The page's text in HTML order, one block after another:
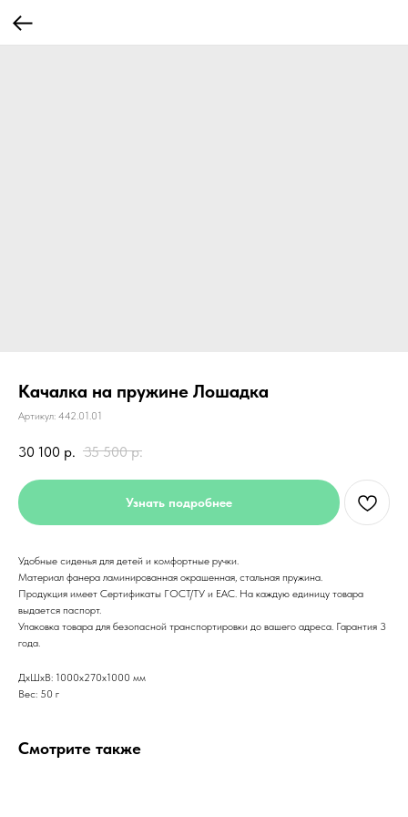
Качалка на пружине Лошадка
Артикул: 442.01.01
30 100 р. 35 500 р.
Узнать подробнее
Удобные сиденья для детей и комфортные ручки.
Материал фанера ламинированная окрашенная, стальная пружина.
Продукция имеет Сертификаты ГОСТ/ТУ и ЕАС. На каждую единицу товара
выдается паспорт.
Упаковка товара для безопасной транспортировки до вашего адреса. Гарантия 3
года.
ДxШxВ: 1000x270x1000 мм
Вес: 50 г
Смотрите также